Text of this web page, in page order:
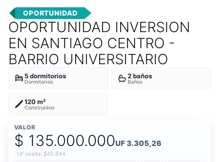
OPORTUNIDAD
OPORTUNIDAD INVERSION
EN SANTIAGO CENTRO -
BARRIO UNIVERSITARIO
5 dormitorios
Dormitorios
2 baños
Baños
120 m²
Construidos
VALOR
$ 135.000.000UF 3.305,26
· UF usada: $40.844